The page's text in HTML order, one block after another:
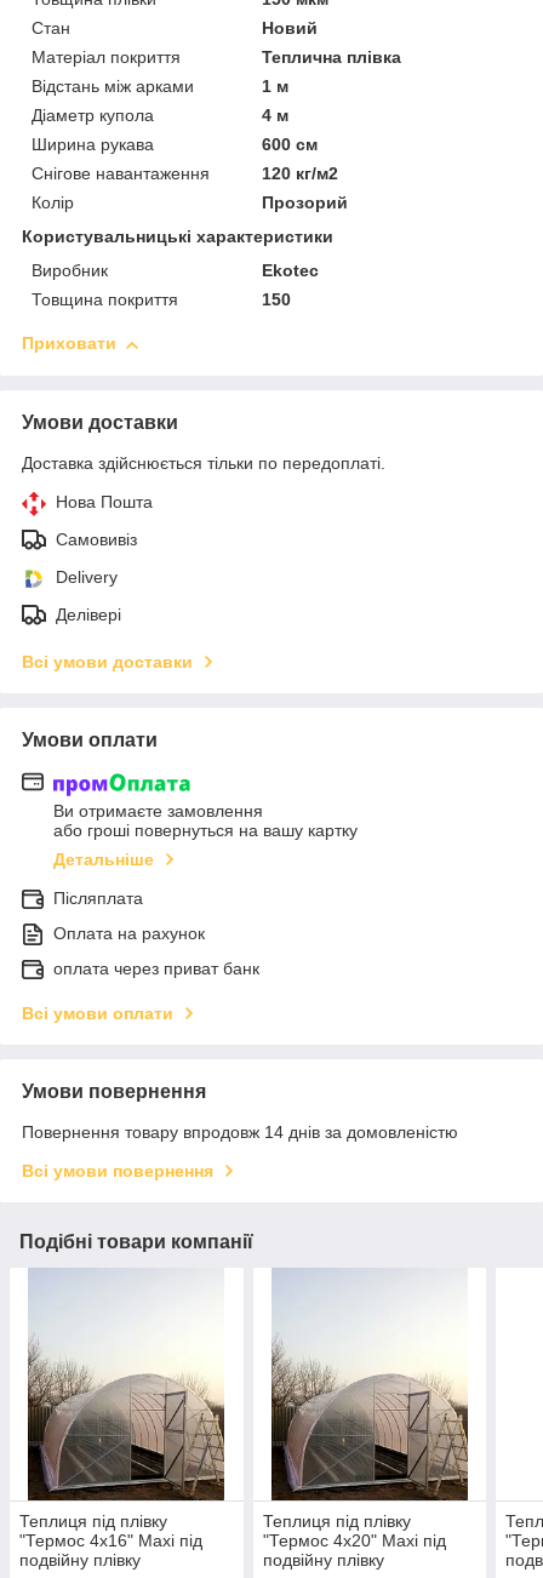
Стан
Новий
Матеріал покриття
Теплична плівка
Відстань між арками
1 м
Діаметр купола
4 м
Ширина рукава
600 см
Снігове навантаження
120 кг/м2
Колір
Прозорий
Користувальницькі характеристики
Виробник
Ekotec
Товщина покриття
150
Приховати
Умови доставки
Доставка здійснюється тільки по передоплаті.
Нова Пошта
Самовивіз
Delivery
Делівері
Всі умови доставки
Умови оплати
Ви отримаєте замовлення
або гроші повернуться на вашу картку
Детальніше
Післяплата
Оплата на рахунок
оплата через приват банк
Всі умови оплати
Умови повернення
Повернення товару впродовж 14 днів за домовленістю
Всі умови повернення
Подібні товари компанії
Теплиця під плівку
"Термос 4х16" Maxi під
подвійну плівку
Теплиця під плівку
"Термос 4х20" Maxi під
подвійну плівку